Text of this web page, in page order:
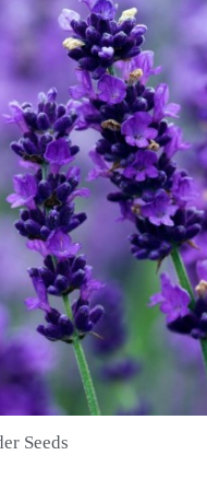
SZYBKI PODGLĄD
Seeds